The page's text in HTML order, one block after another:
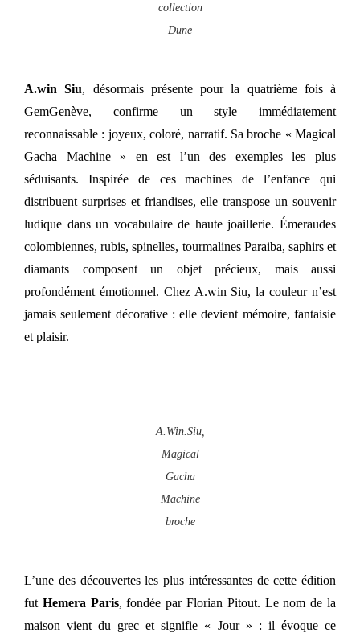
collection
Dune
A.win Siu, désormais présente pour la quatrième fois à
GemGenève, confirme un style immédiatement
reconnaissable : joyeux, coloré, narratif. Sa broche « Magical
Gacha Machine » en est l’un des exemples les plus
séduisants. Inspirée de ces machines de l’enfance qui
distribuent surprises et friandises, elle transpose un souvenir
ludique dans un vocabulaire de haute joaillerie. Émeraudes
colombiennes, rubis, spinelles, tourmalines Paraiba, saphirs et
diamants composent un objet précieux, mais aussi
profondément émotionnel. Chez A.win Siu, la couleur n’est
jamais seulement décorative : elle devient mémoire, fantaisie
et plaisir.
A.Win.Siu,
Magical
Gacha
Machine
broche
L’une des découvertes les plus intéressantes de cette édition
fut Hemera Paris, fondée par Florian Pitout. Le nom de la
maison vient du grec et signifie « Jour » : il évoque ce